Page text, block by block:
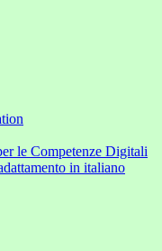
le Competenze Digitali
in italiano